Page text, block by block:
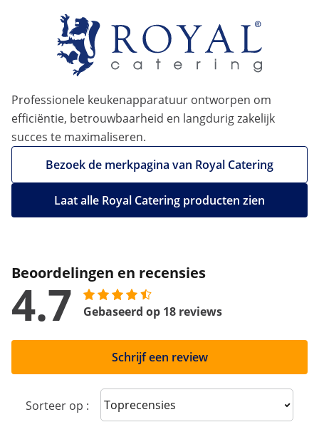
Professionele keukenapparatuur ontworpen om
efficiëntie, betrouwbaarheid en langdurig zakelijk
succes te maximaliseren.
Bezoek de merkpagina van Royal Catering
Laat alle Royal Catering producten zien
Beoordelingen en recensies
4.7 Gebaseerd op 18 reviews
Schrijf een review
Sorteer op : Sort reviews